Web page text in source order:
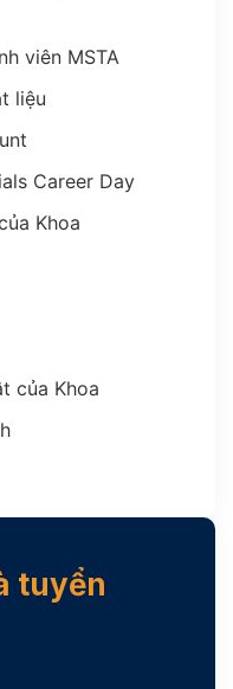
viên MSTA
liệu
Career Day
Khoa
của Khoa
tuyển